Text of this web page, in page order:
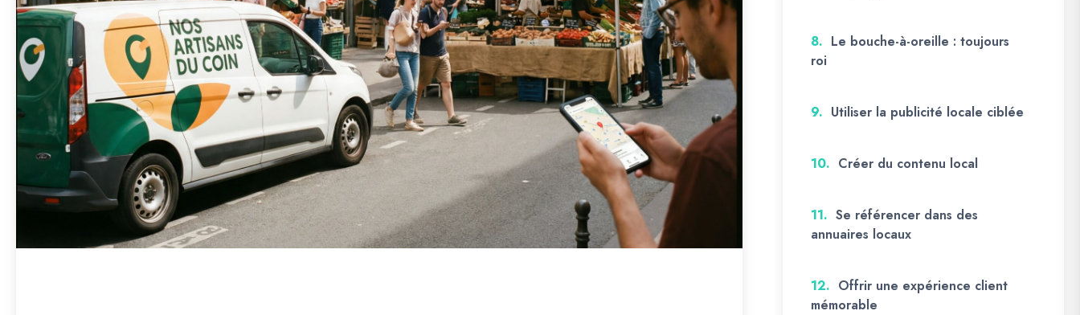
8. Le bouche-à-oreille : toujours
roi
9. Utiliser la publicité locale ciblée
10. Créer du contenu local
11. Se référencer dans des
annuaires locaux
12. Offrir une expérience client
mémorable